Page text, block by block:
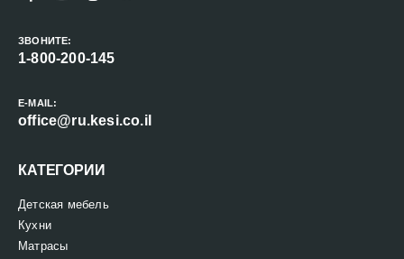
ЗВОНИТЕ:
1-800-200-145
E-MAIL:
office@ru.kesi.co.il
КАТЕГОРИИ
Детская мебель
Кухни
Матрасы